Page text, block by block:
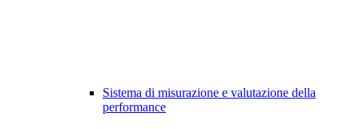
Sistema di misurazione e valutazione della
performance